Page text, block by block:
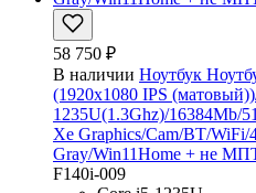
58 750 ₽
В наличии Ноутбук
(1920x1080 IPS
1235U(1.3Ghz)/16384Mb/
Xe Graphics/Cam/BT/WiFi/
Gray/Win11Home + не
F140i-009